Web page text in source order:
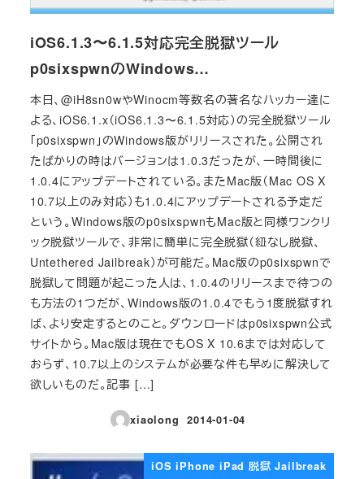
iOS6.1.3〜6.1.5対応完全脱獄ツール
p0sixspwnのWindows…
本日、@iH8sn0wやWinocm等数名の著名なハッカー達に
よる、iOS6.1.x（iOS6.1.3〜6.1.5対応）の完全脱獄ツール
「p0sixspwn」のWindows版がリリースされた。公開され
たばかりの時はバージョンは1.0.3だったが、一時間後に
1.0.4にアップデートされている。またMac版（Mac OS X
10.7以上のみ対応）も1.0.4にアップデートされる予定だ
という。Windows版のp0sixspwnもMac版と同様ワンクリ
ック脱獄ツールで、非常に簡単に完全脱獄（紐なし脱獄、
Untethered Jailbreak）が可能だ。Mac版のp0sixspwnで
脱獄して問題が起こった人は、1.0.4のリリースまで待つの
も方法の1つだが、Windows版の1.0.4でもう1度脱獄すれ
ば、より安定するとのこと。ダウンロードはp0sixspwn公式
サイトから。Mac版は現在でもOS X 10.6までは対応して
おらず、10.7以上のシステムが必要な件も早めに解決して
欲しいものだ。記事 […]
xiaolong
投稿日
2014-01-04
iOS iPhone iPad 脱獄 Jailbreak